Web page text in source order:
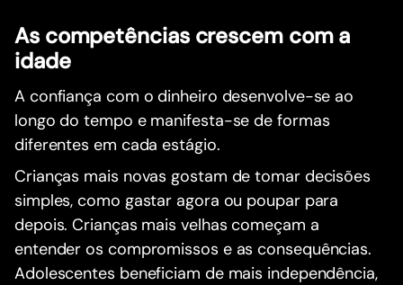
As competências crescem com a
idade
A confiança com o dinheiro desenvolve-se ao
longo do tempo e manifesta-se de formas
diferentes em cada estágio.
Crianças mais novas gostam de tomar decisões
simples, como gastar agora ou poupar para
depois. Crianças mais velhas começam a
entender os compromissos e as consequências.
Adolescentes beneficiam de mais independência,